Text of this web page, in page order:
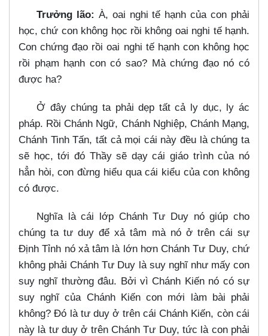
Trưởng lão: À, oai nghi tế hạnh của con phải
học, chứ con không học rồi không oai nghi tế hạnh.
Con chứng đạo rồi oai nghi tế hạnh con không học
rồi phạm hạnh con có sao? Mà chứng đạo nó có
được ha?
Ở đây chúng ta phải dẹp tất cả ly dục, ly ác
pháp. Rồi Chánh Ngữ, Chánh Nghiệp, Chánh Mạng,
Chánh Tinh Tấn, tất cả mọi cái này đều là chúng ta
sẽ học, tới đó Thầy sẽ dạy cái giáo trình của nó
hẳn hòi, con đừng hiểu qua cái kiểu của con không
có được.
Nghĩa là cái lớp Chánh Tư Duy nó giúp cho
chúng ta tư duy để xả tâm mà nó ở trên cái sự
Định Tỉnh nó xả tâm là lớn hơn Chánh Tư Duy, chứ
không phải Chánh Tư Duy là suy nghĩ như mấy con
suy nghĩ thường đâu. Bởi vì Chánh Kiến nó có sự
suy nghĩ của Chánh Kiến con mới làm bài phải
không? Đó là tư duy ở trên cái Chánh Kiến, còn cái
này là tư duy ở trên Chánh Tư Duy, tức là con phải